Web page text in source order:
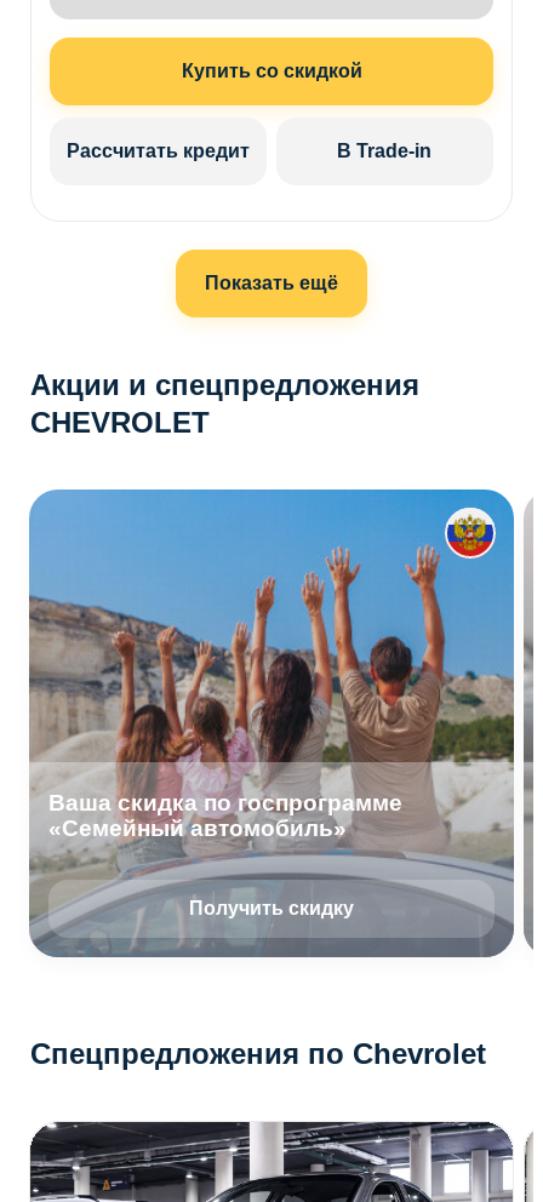
Купить со скидкой
Рассчитать кредит В Trade-in
Показать ещё
Акции и спецпредложения
CHEVROLET
Ваша скидка по госпрограмме
«Семейный автомобиль»
Получить скидку
Спецпредложения по Chevrolet